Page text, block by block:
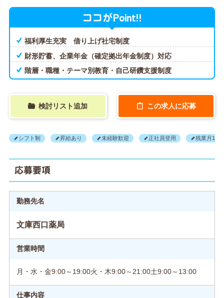
ココがPoint!!
福利厚生充実 借り上げ社宅制度
財形貯蓄、企業年金（確定拠出年金制度）対応
階層・職種・テーマ別教育・自己研鑽支援制度
検討リスト追加 この求人に応募
シフト制 昇給あり 未経験歓迎 正社員登用 残業月10H
応募要項
勤務先名
文庫西口薬局
営業時間
月・水・金9:00～19:00火・木9:00～21:00土9:00～13:00
仕事内容